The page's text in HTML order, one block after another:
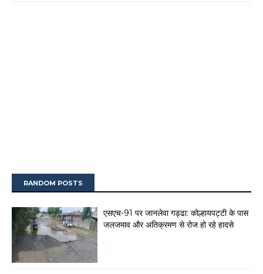
RANDOM POSTS
एसएच-91 पर जानलेवा गड्ढा: कोल्हायपट्टी के पास
जलजमाव और अतिक्रमण से रोज हो रहे हादसे